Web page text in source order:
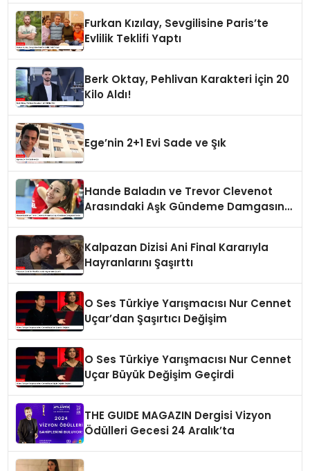
Furkan Kızılay, Sevgilisine Paris’te
Evlilik Teklifi Yaptı
Berk Oktay, Pehlivan Karakteri İçin 20
Kilo Aldı!
Ege’nin 2+1 Evi Sade ve Şık
Hande Baladın ve Trevor Clevenot
Arasındaki Aşk Gündeme Damgasını
Kalpazan Dizisi Ani Final Kararıyla
Hayranlarını Şaşırttı
O Ses Türkiye Yarışmacısı Nur Cennet
Uçar’dan Şaşırtıcı Değişim
O Ses Türkiye Yarışmacısı Nur Cennet
Uçar Büyük Değişim Geçirdi
THE GUIDE MAGAZIN Dergisi Vizyon
Ödülleri Gecesi 24 Aralık’ta